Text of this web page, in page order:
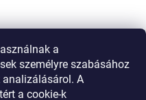
a
személyre szabásához
A
a cookie-k